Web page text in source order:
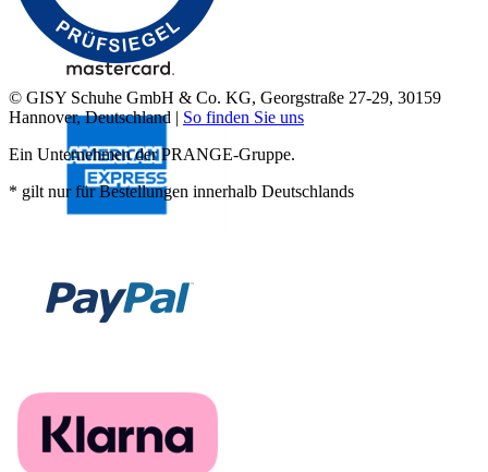
© GISY Schuhe GmbH & Co. KG, Georgstraße 27-29, 30159
Hannover, Deutschland | So finden Sie uns
Ein Unternehmen der PRANGE-Gruppe.
* gilt nur für Bestellungen innerhalb Deutschlands